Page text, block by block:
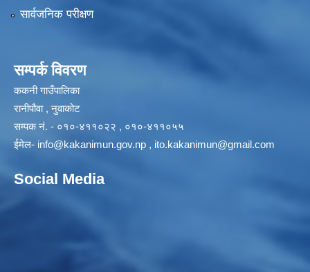
सार्वजनिक परीक्षण
सम्पर्क विवरण
ककनी गाउँपालिका
रानीपौवा , नुवाकोट
सम्पक नं. - ०१०-४११०२२ , ०१०-४११०५५
ईमेल- info@kakanimun.gov.np , ito.kakanimun@gmail.com
Social Media